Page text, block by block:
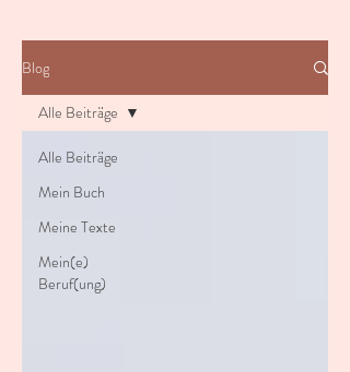
Blog
Alle Beiträge
Mein Buch
Meine Texte
Mein(e)
Beruf(ung)
Alle Beiträge